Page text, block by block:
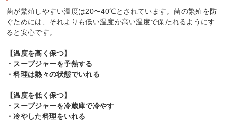
菌が繁殖しやすい温度は20〜40℃とされています。菌の繁殖を防
ぐためには、それよりも低い温度か高い温度で保たれるようにす
ると安心です。
【温度を高く保つ】
・スープジャーを予熱する
・料理は熱々の状態でいれる
【温度を低く保つ】
・スープジャーを冷蔵庫で冷やす
・冷やした料理をいれる